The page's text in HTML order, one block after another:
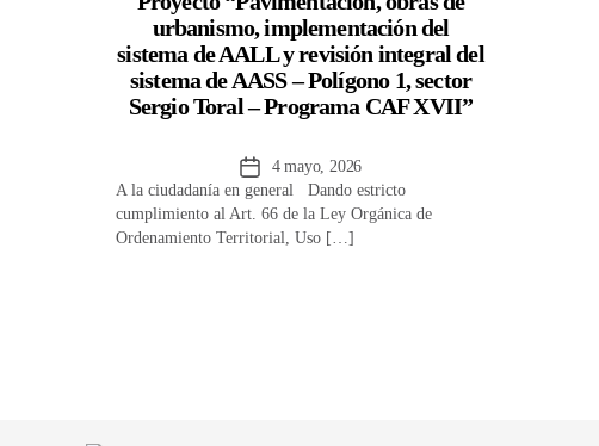
urbanismo, implementación del
sistema de AALL y revisión integral del
sistema de AASS – Polígono 1, sector
Sergio Toral – Programa CAF XVII”
Fecha
de
la
entrada
4 mayo, 2026
A la ciudadanía en general Dando estricto
cumplimiento al Art. 66 de la Ley Orgánica de
Ordenamiento Territorial, Uso […]